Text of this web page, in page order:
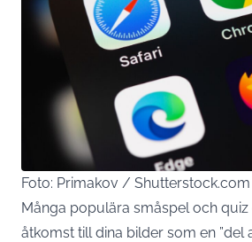
Foto: Primakov / Shutterstock.com
Många populära småspel och
åtkomst till dina bilder som en ”del